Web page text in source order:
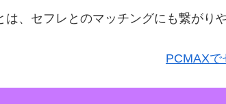
は、セフレとのマッチングにも繋がり
PCMAXで